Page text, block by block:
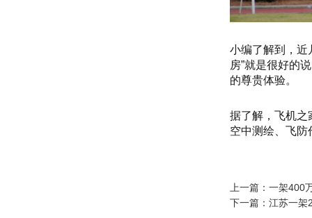
小编了解到，近
房”就是很好的
的尊贵体验。
据了解，飞机之
空中测绘、飞防
上一篇： 一架400
下一篇： 江苏一架